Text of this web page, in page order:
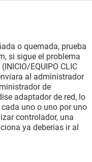
o quemada, prueba
si sigue el problema
EQUIPO CLIC
al administrador
de
adaptador de red, lo
uno o uno por uno
controlador, una
ya deberias ir al